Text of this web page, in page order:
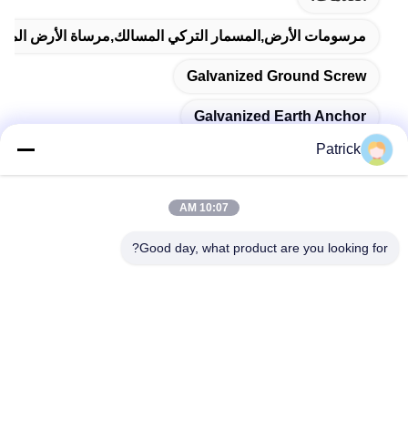
مرسومات الأرض,المسمار التركي المسالك,مرساة الأرض
Galvanized Ground Screw
Galvanized Earth Anchor
Patrick
10:07 AM
Good day, what product are you looking for?